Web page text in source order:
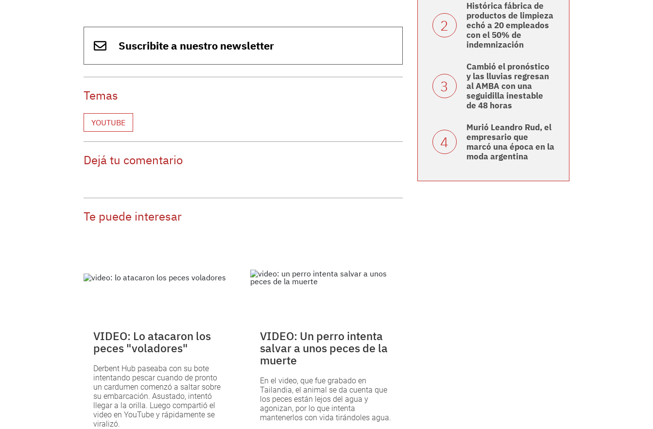
Suscribite a nuestro newsletter
Temas
YOUTUBE
Dejá tu comentario
Te puede interesar
VIDEO: Lo atacaron los
peces "voladores"
Derbent Hub paseaba con su bote
intentando pescar cuando de pronto
un cardumen comenzó a saltar sobre
su embarcación. Asustado, intentó
llegar a la orilla. Luego compartió el
video en YouTube y rápidamente se
viralizó.
VIDEO: Un perro intenta
salvar a unos peces de la
muerte
En el video, que fue grabado en
Tailandia, el animal se da cuenta que
los peces están lejos del agua y
agonizan, por lo que intenta
mantenerlos con vida tirándoles agua.
Histórica fábrica de
productos de limpieza
echó a 20 empleados
con el 50% de
indemnización
Cambió el pronóstico
y las lluvias regresan
al AMBA con una
seguidilla inestable
de 48 horas
Murió Leandro Rud, el
empresario que
marcó una época en la
moda argentina